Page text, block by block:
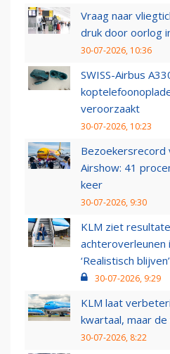
Vraag naar
druk door oorlog
30-07-2026, 10:36
SWISS-Airbus
veroorzaakt
30-07-2026, 10:23
Bezoekersrecord
Airshow: 41
keer
30-07-2026, 9:30
KLM ziet
achteroverleunen
‘Realistisch blijven’
30-07-2026, 9:29
KLM laat
kwartaal, maar
30-07-2026, 8:22